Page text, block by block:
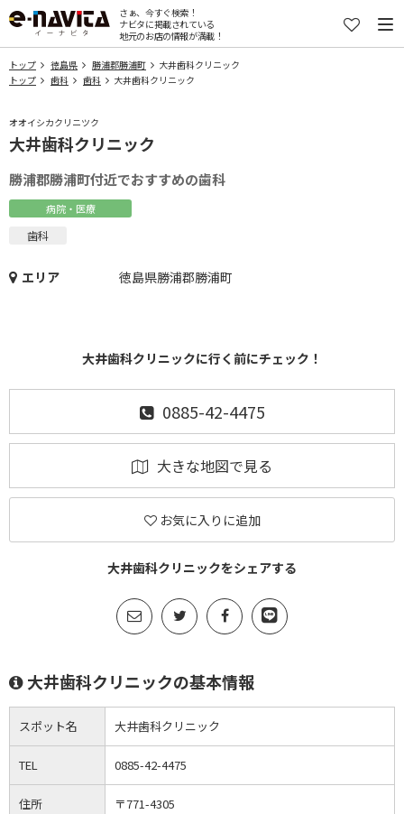
さぁ、今すぐ検索！
ナビタに掲載されている
地元のお店の情報が満載！
トップ 徳島県 勝浦郡勝浦町
大井歯科クリニック
トップ
歯科 歯科 大井歯科クリニック
オオイシカクリニツク
大井歯科クリニック
勝浦郡勝浦町付近でおすすめの歯科
病院・医療
歯科
エリア 徳島県勝浦郡勝浦町
大井歯科クリニックに行く前にチェック！
0885-42-4475
大きな地図で見る
お気に入りに追加
大井歯科クリニックをシェアする
大井歯科クリニックの基本情報
スポット名 大井歯科クリニック
TEL 0885-42-4475
住所
〒771-4305